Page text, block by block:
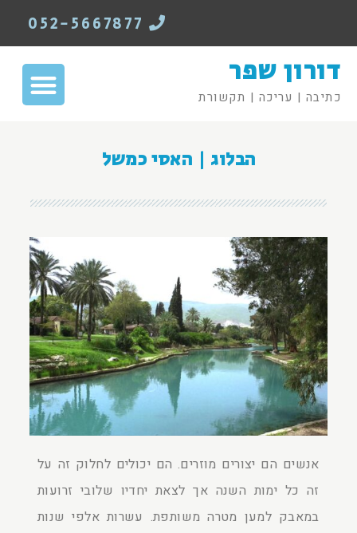
דורון שפר
כתיבה | עריכה | תקשורת
הבלוג | האסי כמשל
אנשים הם יצורים מוזרים. הם יכולים לחלוק זה על
זה כל ימות השנה אך לצאת יחדיו שלובי זרועות
במאבק למען מטרה משותפת. עשרות אלפי שנות